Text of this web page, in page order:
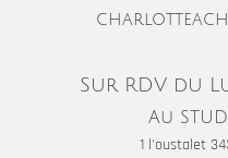
Sur RDV du
Au
1 l'oustalet